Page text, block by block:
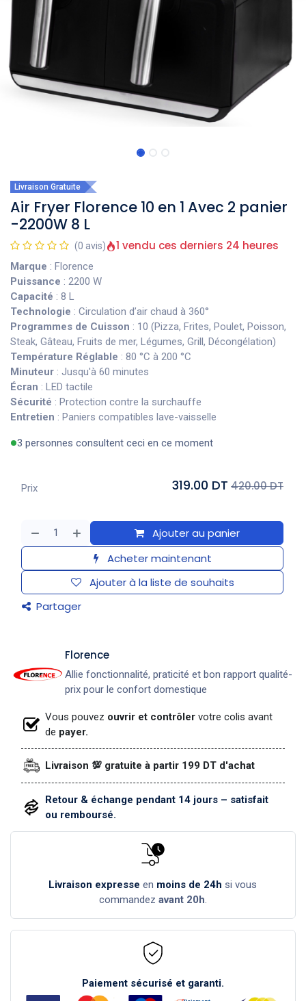
Livraison Gratuite
Air Fryer Florence 10 en 1 Avec 2 panier
-2200W 8 L
(0 avis) 1 vendu ces derniers 24 heures
Marque : Florence
Puissance : 2200 W
Capacité : 8 L
Technologie : Circulation d’air chaud à 360°
Programmes de Cuisson : 10 (Pizza, Frites, Poulet, Poisson,
Steak, Gâteau, Fruits de mer, Légumes, Grill, Décongélation)
Température Réglable : 80 °C à 200 °C
Minuteur : Jusqu'à 60 minutes
Écran : LED tactile
Sécurité : Protection contre la surchauffe
Entretien : Paniers compatibles lave-vaisselle
3 personnes consultent ceci en ce moment
Ajouter au panier
Acheter maintenant
Ajouter à la liste de souhaits
Partager
Prix 319.00 DT 420.00 DT
​Florence
Allie fonctionnalité, praticité et bon rapport qualité-
prix pour le confort domestique
Vous pouvez ouvrir et contrôler votre colis avant
de payer.
Livraison 💯 gratuite à partir 199 DT d'achat
Retour & échange pendant 14 jours – satisfait
ou remboursé.
Livraison expresse en moins de 24h si vous
commandez avant 20h.
Paiement sécurisé et garanti.